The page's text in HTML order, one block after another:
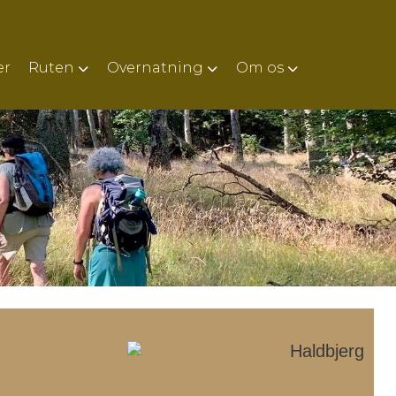
Ruten Overnatning Om os